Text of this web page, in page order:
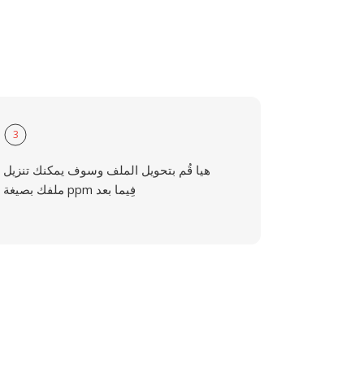
3
هيا قُم بتحويل الملف وسوف يمكنك تنزيل
ملفك بصيغة ppm فِيما بعد